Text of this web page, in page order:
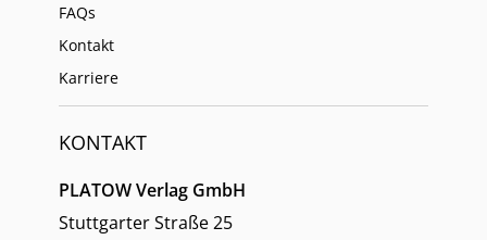
FAQs
Kontakt
Karriere
KONTAKT
PLATOW Verlag GmbH
Stuttgarter Straße 25